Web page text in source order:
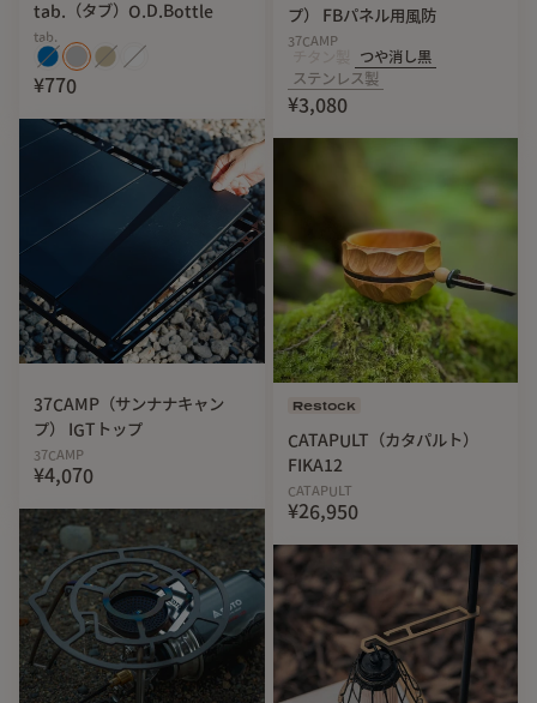
tab.（タブ）O.D.Bottle
tab.
¥770
37CAMP（サンナナキャン
プ） IGTトップ
37CAMP
¥4,070
プ） FBパネル用風防
37CAMP
つや消し黒
ステンレス製
¥3,080
Restock
CATAPULT（カタパルト）
FIKA12
CATAPULT
¥26,950